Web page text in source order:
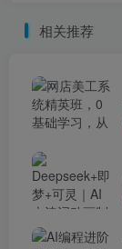
相关推荐